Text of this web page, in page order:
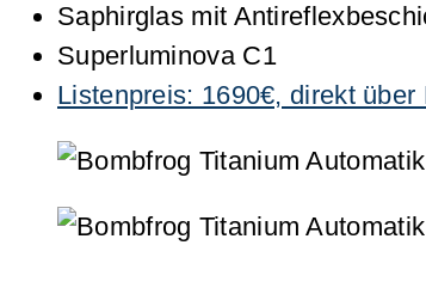
Saphirglas mit
Superluminova C1
Listenpreis: 1690€, direkt über